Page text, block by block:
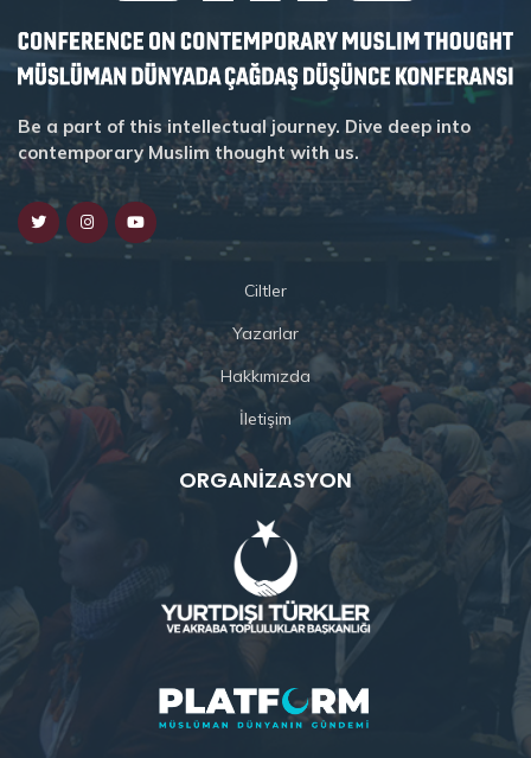
Be a part of this intellectual journey. Dive deep into
contemporary Muslim thought with us.
Ciltler
Yazarlar
Hakkımızda
İletişim
ORGANIZASYON